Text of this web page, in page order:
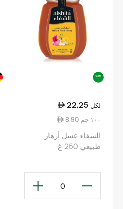
22.25 لكل
8.90 ١٠٠ جم
الشفاء عسل أزهار
طبيعي 250 غ
0